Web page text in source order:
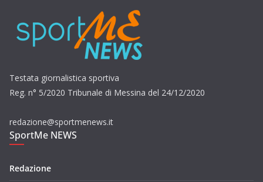
Testata giornalistica sportiva
Reg. n° 5/2020 Tribunale di Messina del 24/12/2020
redazione@sportmenews.it
SportMe NEWS
Redazione